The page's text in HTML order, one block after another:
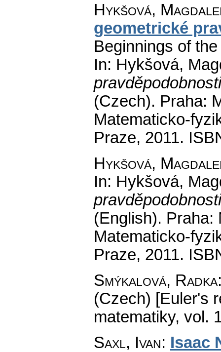
Hykšová,
geometrické
Beginnings of
In: Hykšová,
(Czech). Praha:
Matematicko-
Praze, 2011.
Hykšová,
In: Hykšová,
(English). Praha:
Matematicko-
Praze, 2011.
Smýkalová, Radka
(Czech) [Euler's
matematiky, vol.
Saxl, Ivan: Isaac